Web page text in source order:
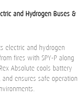
and Hydrogen Buses &
electric and hydrogen
fires with SPY-P along
Absolute cools battery
ensures safe operation